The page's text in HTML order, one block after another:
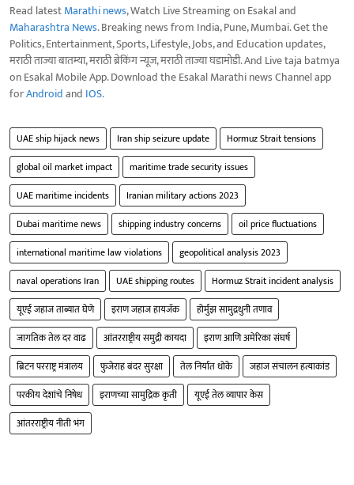
Read latestMarathi news, Watch Live Streaming on Esakal and
Maharashtra News. Breaking news from India, Pune, Mumbai. Get the
Politics, Entertainment, Sports, Lifestyle, Jobs, and Education updates,
मराठी ताज्या बातम्या, मराठी ब्रेकिंग न्यूज, मराठी ताज्या घडामोडी. And Live taja batmya
on Esakal Mobile App. Download the Esakal Marathi news Channel app
forAndroidand IOS.
UAE ship hijack news Iran ship seizure update
Hormuz Strait tensions
global oil market impact
maritime trade security issues
UAE maritime incidents
Iranian military actions 2023
Dubai maritime news
shipping industry concerns
oil price fluctuations
international maritime law violations
geopolitical analysis 2023
naval operations Iran
UAE shipping routes
Hormuz Strait incident analysis
यूएई जहाज ताब्यात घेणे
इराण जहाज हायजॅक
होर्मुझ सामुद्रधुनी तणाव
जागतिक तेल दर वाढ
आंतरराष्ट्रीय समुद्री कायदा
इराण आणि अमेरिका संघर्ष
ब्रिटन परराष्ट्र मंत्रालय
फुजेराह बंदर सुरक्षा तेल निर्यात धोके
जहाज संचालन हत्याकांड
परकीय देशांचे निषेध
इराणच्या सामुद्रिक कृती
यूएई तेल व्यापार केस
आंतरराष्ट्रीय नीती भंग